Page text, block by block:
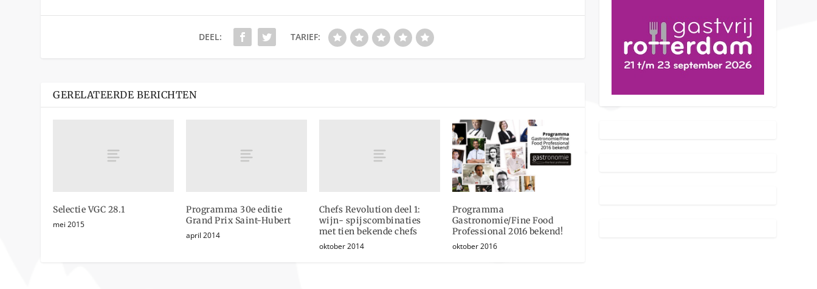
DEEL: TARIEF:
GERELATEERDE BERICHTEN
Selectie VGC 28.1
mei 2015
Programma 30e editie
Grand Prix Saint-Hubert
april 2014
Chefs Revolution deel 1:
wijn- spijscombinaties
met tien bekende chefs
oktober 2014
Programma
Gastronomie/Fine Food
Professional 2016 bekend!
oktober 2016